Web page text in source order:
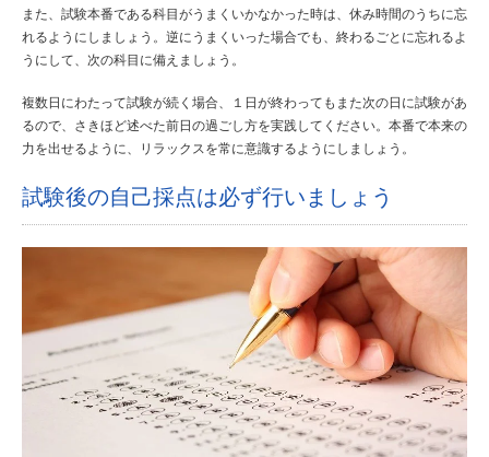
また、試験本番である科目がうまくいかなかった時は、休み時間のうちに忘
れるようにしましょう。逆にうまくいった場合でも、終わるごとに忘れるよ
うにして、次の科目に備えましょう。
複数日にわたって試験が続く場合、１日が終わってもまた次の日に試験があ
るので、さきほど述べた前日の過ごし方を実践してください。本番で本来の
力を出せるように、リラックスを常に意識するようにしましょう。
試験後の自己採点は必ず行いましょう